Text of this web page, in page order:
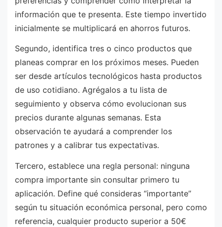
información que te presenta. Este tiempo invertido
inicialmente se multiplicará en ahorros futuros.
Segundo, identifica tres o cinco productos que
planeas comprar en los próximos meses. Pueden
ser desde artículos tecnológicos hasta productos
de uso cotidiano. Agrégalos a tu lista de
seguimiento y observa cómo evolucionan sus
precios durante algunas semanas. Esta
observación te ayudará a comprender los
patrones y a calibrar tus expectativas.
Tercero, establece una regla personal: ninguna
compra importante sin consultar primero tu
aplicación. Define qué consideras “importante”
según tu situación económica personal, pero como
referencia, cualquier producto superior a 50€